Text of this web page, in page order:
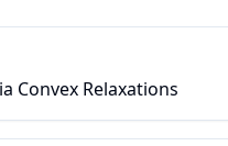
Convex Relaxations